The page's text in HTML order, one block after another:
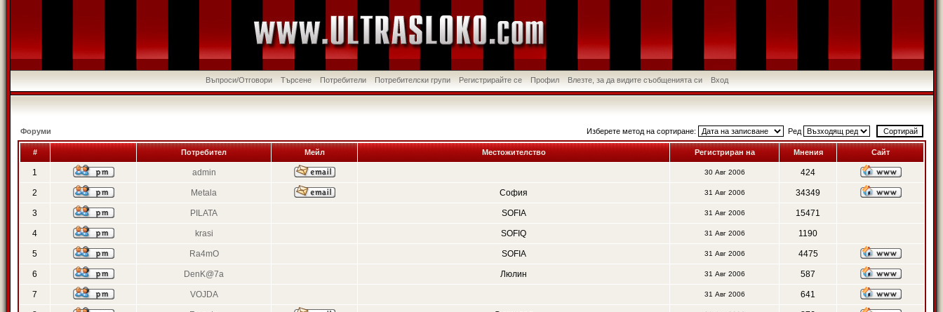
Въпроси/Отговори Търсене Потребители Потребителски групи Регистрирайте се Профил Влезте, за да видите съобщенията си Вход
Форуми Изберете метод на сортиране: Ред
# Потребител Мейл Местожителство Регистриран на Мнения Сайт
1 admin 30 Авг 2006 424
2 Metala София 31 Авг 2006 34349
3 PILATA SOFIA 31 Авг 2006 15471
4 krasi SOFIQ 31 Авг 2006 1190
5 Ra4mO SOFIA 31 Авг 2006 4475
6 DenK@7a Люлин 31 Авг 2006 587
7 VOJDA 31 Авг 2006 641